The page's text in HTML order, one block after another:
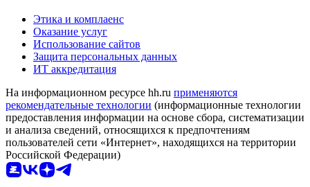
Этика и комплаенс
Оказание услуг
Использование сайтов
Защита персональных данных
ИТ аккредитация
На информационном ресурсе hh.ru применяются
рекомендательные технологии (информационные технологии
предоставления информации на основе сбора, систематизации
и анализа сведений, относящихся к предпочтениям
пользователей сети «Интернет», находящихся на территории
Российской Федерации)